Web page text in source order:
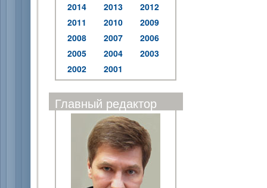
2014
2013
2012
2011
2010
2009
2008
2007
2006
2005
2004
2003
2002
2001
Главный редактор